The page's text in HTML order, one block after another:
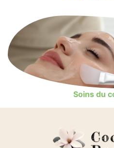
Soins du